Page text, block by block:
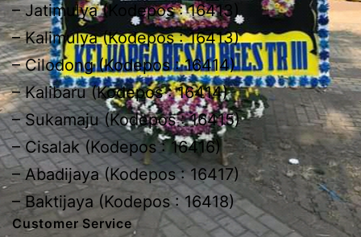
– Jatimulya (Kodepos : 16413)
– Kalimulya (Kodepos : 16413)
– Cilodong (Kodepos : 16414)
– Kalibaru (Kodepos : 16414)
– Sukamaju (Kodepos : 16415)
– Cisalak (Kodepos : 16416)
– Abadijaya (Kodepos : 16417)
– Baktijaya (Kodepos : 16418)
Customer Service